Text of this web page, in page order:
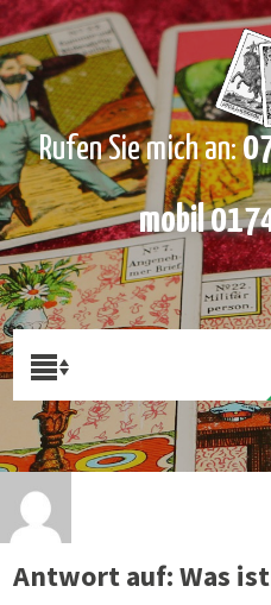
Rufen Sie mich an:
mobil
Antwort auf: Was